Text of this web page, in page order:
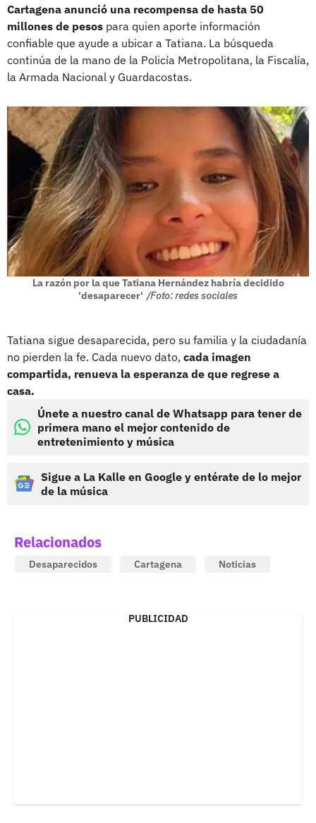
Cartagena anunció una recompensa de hasta 50
millones de pesos para quien aporte información
confiable que ayude a ubicar a Tatiana. La búsqueda
continúa de la mano de la Policía Metropolitana, la Fiscalía,
la Armada Nacional y Guardacostas.
La razón por la que Tatiana Hernández habría decidido
'desaparecer' /Foto: redes sociales
Tatiana sigue desaparecida, pero su familia y la ciudadanía
no pierden la fe. Cada nuevo dato, cada imagen
compartida, renueva la esperanza de que regrese a
casa.
Únete a nuestro canal de Whatsapp para tener de
primera mano el mejor contenido de
entretenimiento y música
Sigue a La Kalle en Google y entérate de lo mejor
de la música
Relacionados
Desaparecidos Cartagena Noticias
PUBLICIDAD